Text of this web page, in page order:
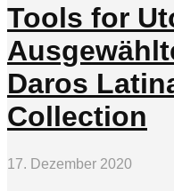
Tools for
Daros
Collection
17. Dezember 2020